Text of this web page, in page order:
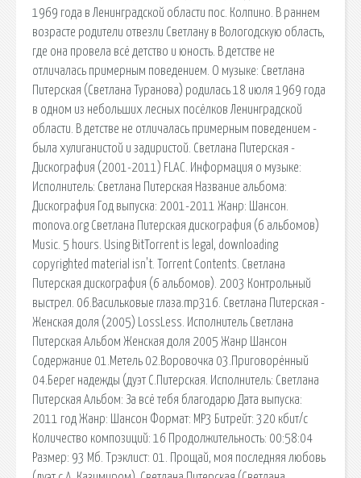
1969 года в Ленинградской области пос. Колпино. В раннем
возрасте родители отвезли Светлану в Вологодскую область,
где она провела всё детство и юность. В детстве не
отличалась примерным поведением. О музыке: Светлана
Питерская (Светлана Туранова) родилась 18 июля 1969 года
в одном из небольших лесных посёлков Ленинградской
области. В детстве не отличалась примерным поведением -
была хулиганистой и задиристой. Светлана Питерская -
Дискография (2001-2011) FLAC. Информация о музыке:
Исполнитель: Светлана Питерская Название альбома:
Дискография Год выпуска: 2001-2011 Жанр: Шансон.
monova.org Светлана Питерская дискография (6 альбомов)
Music. 5 hours. Using BitTorrent is legal, downloading
copyrighted material isn't. Torrent Contents. Светлана
Питерская дискография (6 альбомов). 2003 Контрольный
выстрел. 06.Васильковые глаза.mp316. Светлана Питерская -
Женская доля (2005) LossLess. Исполнитель Светлана
Питерская Альбом Женская доля 2005 Жанр Шансон
Содержание 01.Метель 02.Воровочка 03.Приговорённый
04.Берег надежды (дуэт С.Питерская. Исполнитель: Светлана
Питерская Альбом: За всё тебя благодарю Дата выпуска:
2011 год Жанр: Шансон Формат: MP3 Битрейт: 320 кбит/с
Количество композиций: 16 Продолжительность: 00:58:04
Размер: 93 Mб. Трэклист: 01. Прощай, моя последняя любовь